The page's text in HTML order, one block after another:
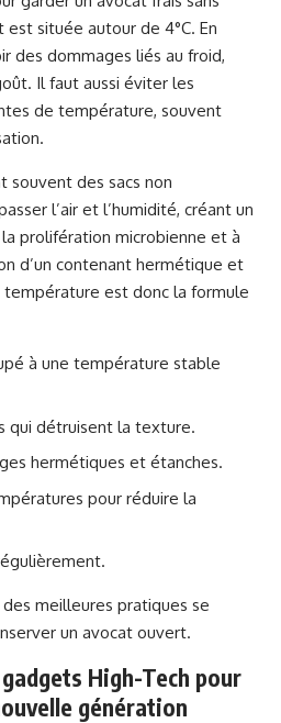
située autour de 4°C. En
des dommages liés au froid,
Il faut aussi éviter les
de température, souvent
souvent des sacs non
l’air et l’humidité, créant un
prolifération microbienne et à
d’un contenant hermétique et
température est donc la formule
à une température stable
qui détruisent la texture.
hermétiques et étanches.
pour réduire la
meilleures pratiques se
un avocat ouvert.
High-Tech pour
génération